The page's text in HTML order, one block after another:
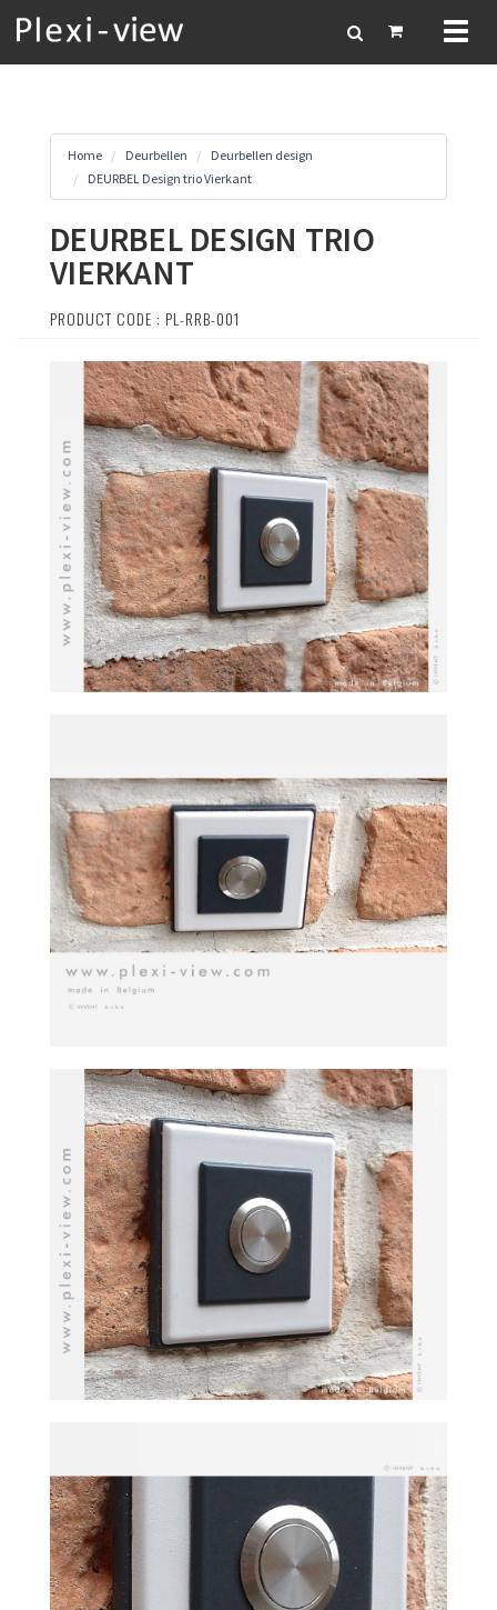
Home Deurbellen
Deurbellen design
DEURBEL Design trio Vierkant
DEURBEL DESIGN TRIO
VIERKANT
PRODUCT CODE : PL-RRB-001